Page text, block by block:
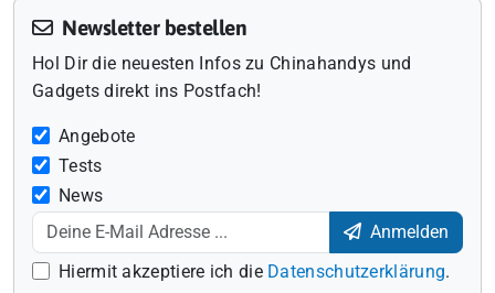
Newsletter bestellen
Hol Dir die neuesten Infos zu Chinahandys und
Gadgets direkt ins Postfach!
Angebote
Tests
News
Anmelden
Hiermit akzeptiere ich die Datenschutzerklärung.